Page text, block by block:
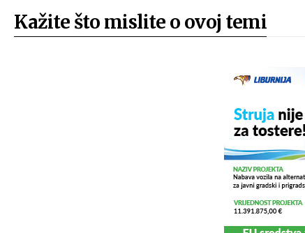
Kažite što mislite o ovoj temi